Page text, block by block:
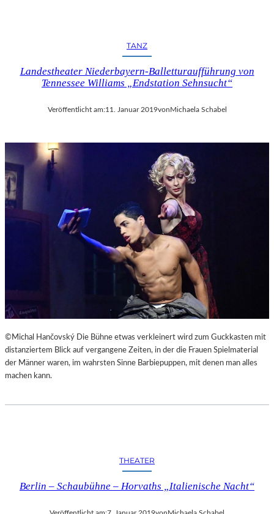
TANZ
Landestheater Niederbayern-Balletturaufführung von
Tennessee Williams „Endstation Sehnsucht“
Veröffentlicht am:11. Januar 2019vonMichaela Schabel
©Michal Hančovský Die Bühne etwas verkleinert wird zum Guckkasten mit
distanziertem Blick auf vergangene Zeiten, in der die Frauen Spielmaterial
der Männer waren, im wahrsten Sinne Barbiepuppen, mit denen man alles
machen kann.
THEATER
Berlin – Schaubühne – Horvaths „Italienische Nacht“